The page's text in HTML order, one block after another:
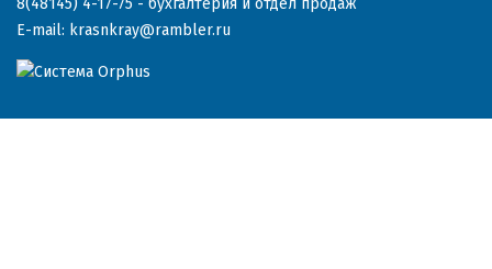
8(48145) 4-17-75 - бухгалтерия и отдел продаж
E-mail: krasnkray@rambler.ru